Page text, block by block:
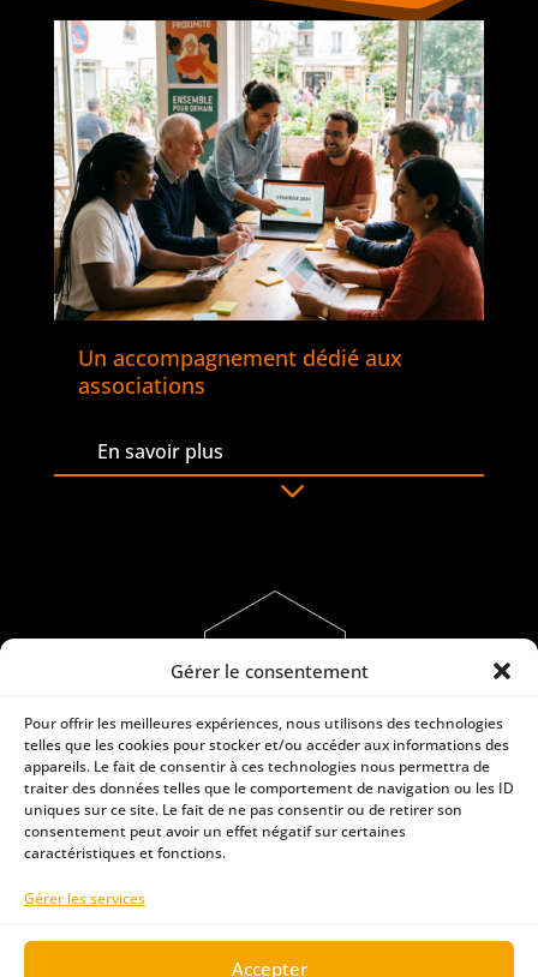
Gérer le consentement
Pour offrir les meilleures expériences, nous utilisons des technologies
telles que les cookies pour stocker et/ou accéder aux informations des
appareils. Le fait de consentir à ces technologies nous permettra de
traiter des données telles que le comportement de navigation ou les ID
uniques sur ce site. Le fait de ne pas consentir ou de retirer son
consentement peut avoir un effet négatif sur certaines
caractéristiques et fonctions.
Gérer les services
Accepter
Un accompagnement dédié aux
associations
En savoir plus
Comment les petites entreprises
peuvent gagner en visibilité.
Votre agence de communication du Val-d’Oise
19 Mail Joliot Curie – 95310 Saint-Ouen-l’Aumône